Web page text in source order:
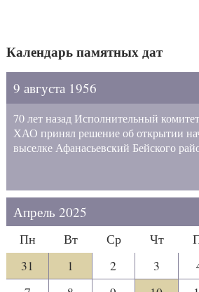
Календарь памятных дат
9 августа 1956
70 лет назад Исполнительный
ХАО принял решение об открытии
выселке Афанасьевский Бейского
Апрель 2025
Пн Вт Ср Чт
31
1 2 3